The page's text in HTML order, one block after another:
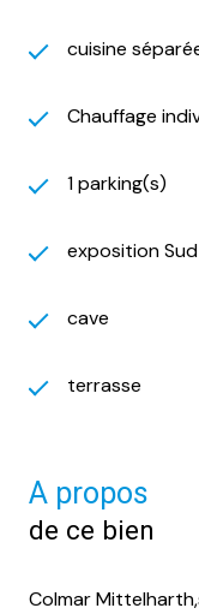
cuisine
Chauffage
1 parking(s)
exposition Sud
cave
terrasse
A propos
de ce bien
Colmar